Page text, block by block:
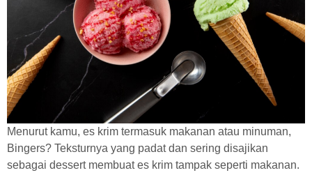
Menurut kamu, es krim termasuk makanan atau minuman,
Bingers? Teksturnya yang padat dan sering disajikan
sebagai dessert membuat es krim tampak seperti makanan.